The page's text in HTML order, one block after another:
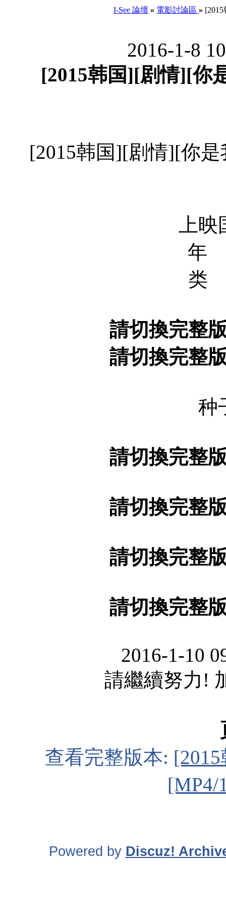
I-See 論壇 » 電影討論區 »
2016-1-8
[2015韩国][剧情][你
[2015韩国][剧情][你
上
年
类
請切換完整
請切換完整
种
請切換完整
請切換完整
請切換完整
請切換完整
2016-1-10
請繼續努力!
查看完整版本:
[MP4/
Powered by Discuz!